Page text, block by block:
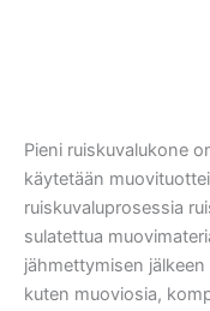
Pieni ruiskuvalukone
käytetään
ruiskuvaluprosessia
sulatettua
jähmettymisen
kuten muoviosia,